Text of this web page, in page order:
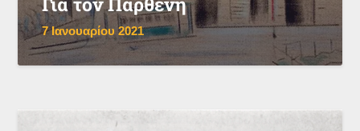
7 Ιανουαρίου 2021